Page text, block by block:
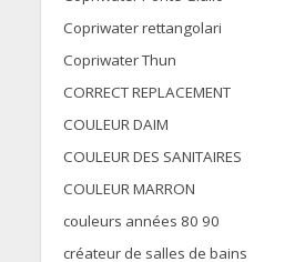
Copriwater rettangolari
Copriwater Thun
CORRECT REPLACEMENT
COULEUR DAIM
COULEUR DES SANITAIRES
COULEUR MARRON
couleurs années 80 90
créateur de salles de bains